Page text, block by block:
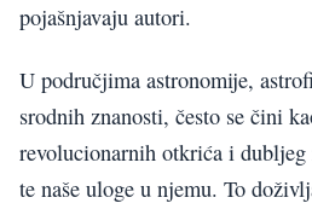
pojašnjavaju autori.
U područjima astronomije,
srodnih znanosti, često se čini
revolucionarnih otkrića i dubljeg
te naše uloge u njemu. To